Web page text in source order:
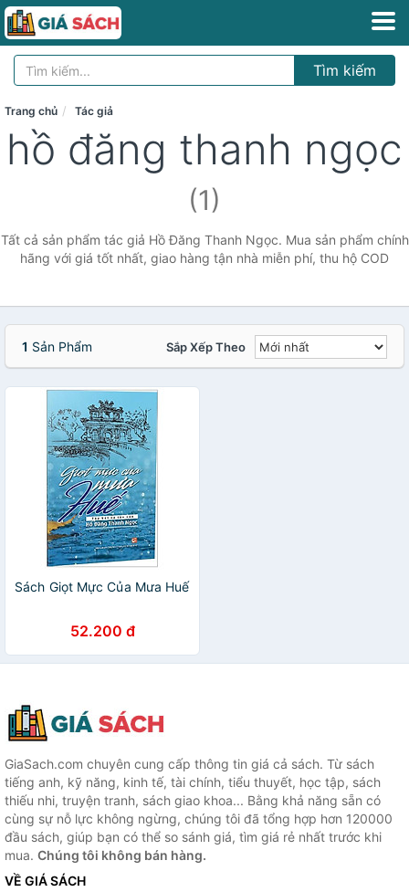
Tìm kiếm
Trang chủ Tác giả
hồ đăng thanh ngọc
(1)
Tất cả sản phẩm tác giả Hồ Đăng Thanh Ngọc. Mua sản phẩm chính
hãng với giá tốt nhất, giao hàng tận nhà miễn phí, thu hộ COD
1 Sản Phẩm Sắp Xếp Theo
Sách Giọt Mực Của Mưa Huế
52.200 đ
GiaSach.com chuyên cung cấp thông tin giá cả sách. Từ sách
tiếng anh, kỹ năng, kinh tế, tài chính, tiểu thuyết, học tập, sách
thiếu nhi, truyện tranh, sách giao khoa... Bằng khả năng sẵn có
cùng sự nỗ lực không ngừng, chúng tôi đã tổng hợp hơn 120000
đầu sách, giúp bạn có thể so sánh giá, tìm giá rẻ nhất trước khi
mua. Chúng tôi không bán hàng.
VỀ GIÁ SÁCH